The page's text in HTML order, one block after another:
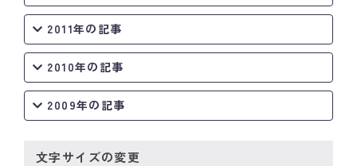
2011年の記事
2010年の記事
2009年の記事
文字サイズの変更